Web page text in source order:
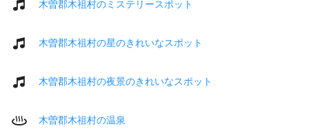
木曽郡木祖村のミステリースポット
木曽郡木祖村の星のきれいなスポット
木曽郡木祖村の夜景のきれいなスポット
木曽郡木祖村の温泉